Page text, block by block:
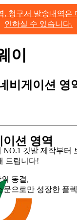
, 청구서 발송내역은
인하실 수 있습니다.
이
비게이션 영
션 영역
NO.1 깃발 제작부터
드립니다!
동결,
문으로만 성장한 플